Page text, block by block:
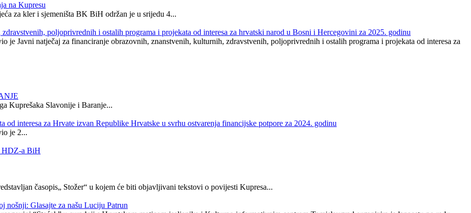
na Kupresu
za kler i sjemeništa BK BiH održan je u srijedu 4...
poljoprivrednih i ostalih programa i projekata od interesa za hrvatski narod u Bosni i Hercegovini za 2025. godinu
je Javni natječaj za financiranje obrazovnih, znanstvenih, kulturnih, zdravstvenih, poljoprivrednih i ostalih programa i projekata od interesa za
Kuprešaka Slavonije i Baranje...
interesa za Hrvate izvan Republike Hrvatske u svrhu ostvarenja financijske potpore za 2024. godinu
je 2...
HDZ-a BiH
časopis„ Stožer“ u kojem će biti objavljivani tekstovi o povijesti Kupresa...
nošnji: Glasajte za našu Luciju Patrun